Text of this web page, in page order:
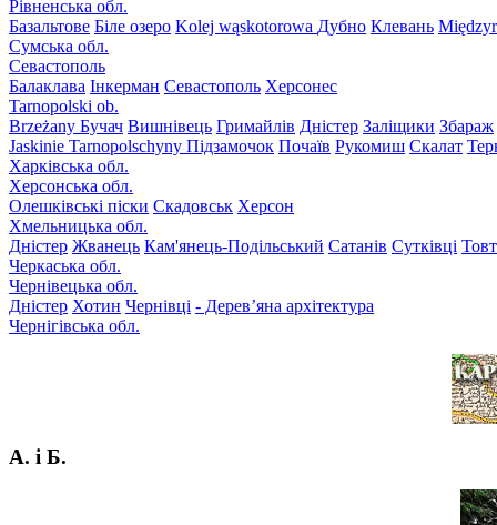
Рівненська обл.
Базальтове Біле озеро Kolej wąskotorowa Дубно Клевань
Сумська обл.
Севастополь
Балаклава Інкерман Севастополь Херсонес
Tarnopolski ob.
Brzeżany Бучач Вишнівець Гримайлів Дністер Заліщики Збараж
Jaskinie Tarnopolschyny Підзамочок Почаїв Рукомиш Скалат
Харківська обл.
Херсонська обл.
Олешківські піски Скадовськ Херсон
Хмельницька обл.
Дністер Жванець Кам'янець-Подільський Сатанів Сутківці
Черкаська обл.
Чернівецька обл.
Дністер Хотин Чернівці - Дерев’яна архітектура
Чернігівська обл.
А. і Б.